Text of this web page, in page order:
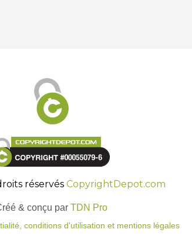
réservés CopyrightDepot.com
& conçu par TDN Pro
conditions d'utilisation et mentions légales